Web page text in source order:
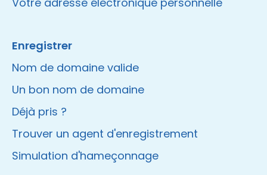
Enregistrer
Nom de domaine valide
Un bon nom de domaine
Déjà pris ?
Trouver un agent d'enregistrement
Simulation d'hameçonnage